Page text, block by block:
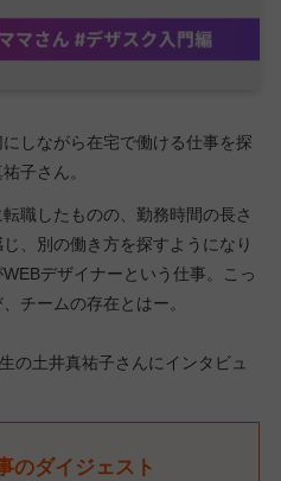
しながら在宅で働ける仕事を探
子さん。
職したものの、勤務時間の長さ
、別の働き方を探すようになり
デザイナーという仕事。こっ
チームの存在とはー。
の土井真祐子さんにインタビュ
のダイジェスト